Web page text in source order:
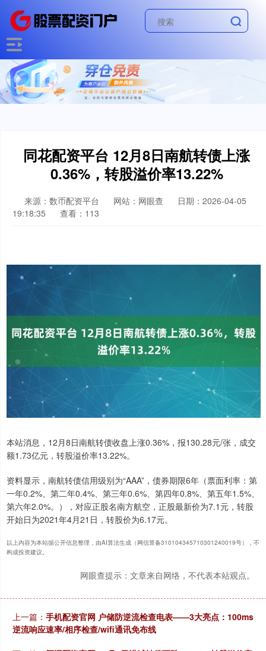
同花配资平台 12月8日南航转债上涨
0.36%，转股溢价率13.22%
来源：数币配资平台 网站：网眼查
日期：2026-04-05
19:18:35
查看：113
本站消息，12月8日南航转债收盘上涨0.36%，报130.28元/张，成交
额1.73亿元，转股溢价率13.22%。
资料显示，南航转债信用级别为“AAA”，债券期限6年（票面利率：第
一年0.2%、第二年0.4%、第三年0.6%、第四年0.8%、第五年1.5%、
第六年2.0%。），对应正股名南方航空，正股最新价为7.1元，转股
开始日为2021年4月21日，转股价为6.17元。
以上内容为本站据公开信息整理，由AI算法生成（网信算备310104345710301240019号），不
构成投资建议。
网眼查提示：文章来自网络，不代表本站观点。
上一篇： 手机配资官网 户储防逆流检查电表——3大亮点：100ms
逆流响应速率/相序检查/wifi通讯免布线